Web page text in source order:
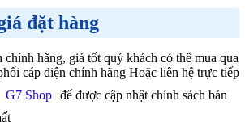
đặt hàng
chính hãng, giá tốt quý khách có thể mua qua
cáp điện chính hãng Hoặc liên hệ trực tiếp
G7 Shop
để được cập nhật chính sách bán